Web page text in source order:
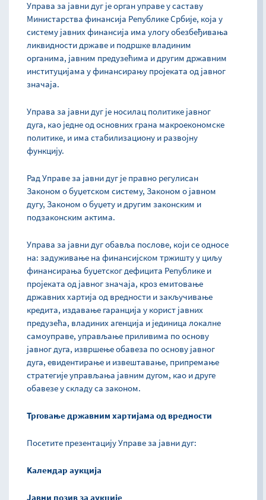
Управа за јавни дуг је орган управе у саставу
Министарства финансија Републике Србије, која у
систему јавних финансија има улогу обезбеђивања
ликвидности државе и подршке владиним
органима, јавним предузећима и другим државним
институцијама у финансирању пројеката од јавног
значаја.
Управа за јавни дуг је носилац политике јавног
дуга, као једне од основних грана макроекономске
политике, и има стабилизациону и развојну
функцију.
Рад Управе за јавни дуг је правно регулисан
Законом о буџетском систему, Законом о јавном
дугу, Законом о буџету и другим законским и
подзаконским актима.
Управа за јавни дуг обавља послове, који се односе
на: задуживање на финансијском тржишту у циљу
финансирања буџетског дефицита Републике и
пројеката од јавног значаја, кроз емитовање
државних хартија од вредности и закључивање
кредита, издавање гаранција у корист јавних
предузећа, владиних агенција и јединица локалне
самоуправе, управљање приливима по основу
јавног дуга, извршење обавеза по основу јавног
дуга, евидентирање и извештавање, припремање
стратегије управљања јавним дугом, као и друге
обавезе у складу са законом.
Трговање државним хартијама од вредности
Посетите презентацију Управе за јавни дуг:
Kалендар аукција
Јавни позив за аукције